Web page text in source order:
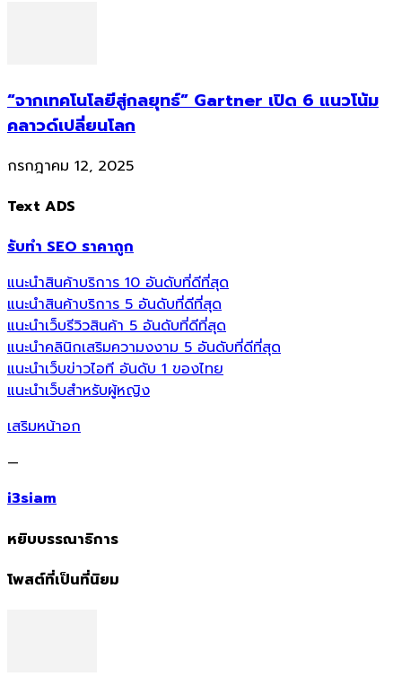
“จากเทคโนโลยีสู่กลยุทธ์” Gartner เปิด 6 แนวโน้ม
คลาวด์เปลี่ยนโลก
กรกฎาคม 12, 2025
Text ADS
รับทำ SEO ราคาถูก
แนะนำสินค้าบริการ 10 อันดับที่ดีที่สุด
แนะนำสินค้าบริการ 5 อันดับที่ดีที่สุด
แนะนำเว็บรีวิวสินค้า 5 อันดับที่ดีที่สุด
แนะนำคลินิกเสริมความงงาม 5 อันดับที่ดีที่สุด
แนะนำเว็บข่าวไอที อันดับ 1 ของไทย
แนะนำเว็บสำหรับผู้หญิง
เสริมหน้าอก
—
i3siam
หยิบบรรณาธิการ
โพสต์ที่เป็นที่นิยม